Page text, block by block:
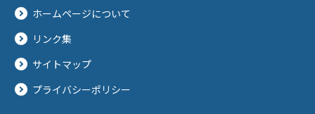
ホームページについて
リンク集
サイトマップ
プライバシーポリシー